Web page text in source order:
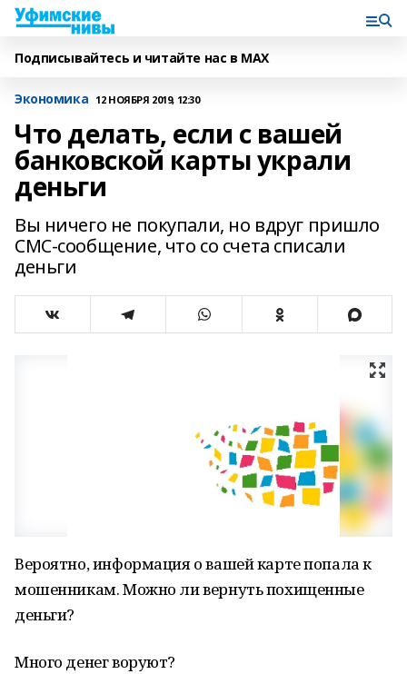
Подписывайтесь и читайте нас в MAX
Экономика 12 НОЯБРЯ 2019, 12:30
Что делать, если с вашей
банковской карты украли
деньги
Вы ничего не покупали, но вдруг пришло
СМС-сообщение, что со счета списали
деньги
Вероятно, информация о вашей карте попала к
мошенникам. Можно ли вернуть похищенные
деньги?
Много денег воруют?